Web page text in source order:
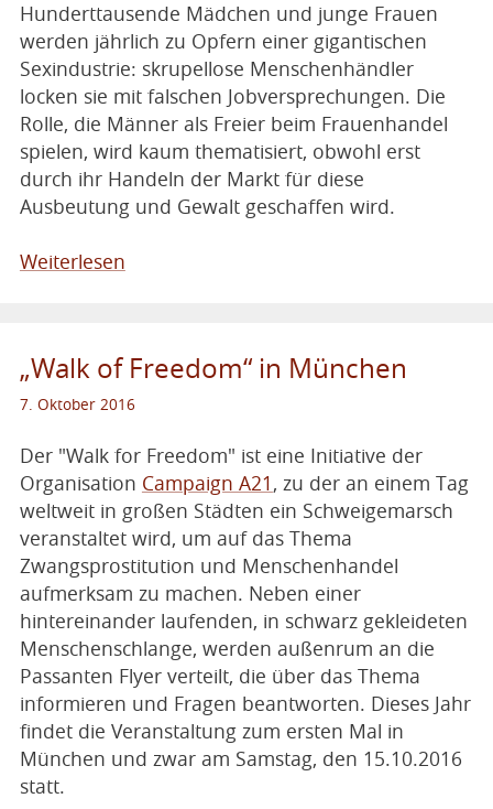
Hunderttausende Mädchen und junge Frauen
werden jährlich zu Opfern einer gigantischen
Sexindustrie: skrupellose Menschenhändler
locken sie mit falschen Jobversprechungen. Die
Rolle, die Männer als Freier beim Frauenhandel
spielen, wird kaum thematisiert, obwohl erst
durch ihr Handeln der Markt für diese
Ausbeutung und Gewalt geschaffen wird.
Weiterlesen
„Walk of Freedom“ in München
7. Oktober 2016
Der "Walk for Freedom" ist eine Initiative der
Organisation Campaign A21, zu der an einem Tag
weltweit in großen Städten ein Schweigemarsch
veranstaltet wird, um auf das Thema
Zwangsprostitution und Menschenhandel
aufmerksam zu machen. Neben einer
hintereinander laufenden, in schwarz gekleideten
Menschenschlange, werden außenrum an die
Passanten Flyer verteilt, die über das Thema
informieren und Fragen beantworten. Dieses Jahr
findet die Veranstaltung zum ersten Mal in
München und zwar am Samstag, den 15.10.2016
statt.